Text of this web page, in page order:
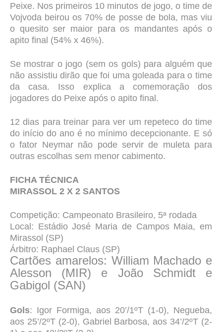
Peixe. Nos primeiros 10 minutos de jogo, o time de
Vojvoda beirou os 70% de posse de bola, mas viu
o quesito ser maior para os mandantes após o
apito final (54% x 46%).
Se mostrar o jogo (sem os gols) para alguém que
não assistiu dirão que foi uma goleada para o time
da casa. Isso explica a comemoração dos
jogadores do Peixe após o apito final.
12 dias para treinar para ver um repeteco do time
do início do ano é no mínimo decepcionante. E só
o fator Neymar não pode servir de muleta para
outras escolhas sem menor cabimento.
FICHA TÉCNICA
MIRASSOL 2 X 2 SANTOS
Competição: Campeonato Brasileiro, 5ª rodada
Local: Estádio José Maria de Campos Maia, em
Mirassol (SP)
Árbitro: Raphael Claus (SP)
Cartões amarelos: William Machado e
Alesson (MIR) e João Schmidt e
Gabigol (SAN)
Gols: Igor Formiga, aos 20’/1ºT (1-0), Negueba,
aos 25’/2ºT (2-0), Gabriel Barbosa, aos 34’/2ºT (2-